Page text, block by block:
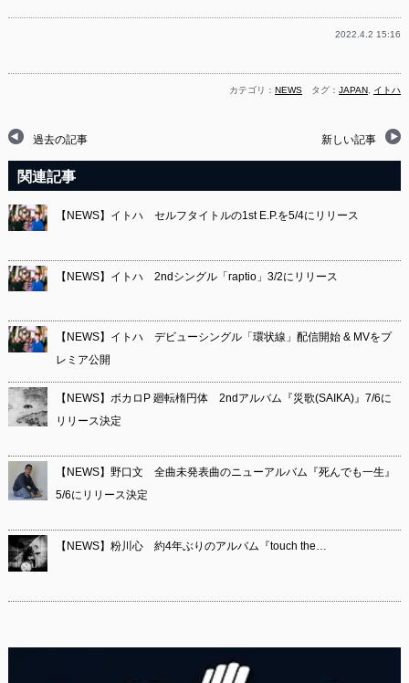
2022.4.2 15:16
カテゴリ：NEWS タグ：JAPAN, イトハ
過去の記事 新しい記事
関連記事
【NEWS】イトハ セルフタイトルの1st E.P.を5/4にリリース
【NEWS】イトハ 2ndシングル「raptio」3/2にリリース
【NEWS】イトハ デビューシングル「環状線」配信開始 & MVをプ
レミア公開
【NEWS】ボカロP 廻転楕円体 2ndアルバム『災歌(SAIKA)』7/6に
リリース決定
【NEWS】野口文 全曲未発表曲のニューアルバム『死んでも一生』
5/6にリリース決定
【NEWS】粉川心 約4年ぶりのアルバム『touch the…